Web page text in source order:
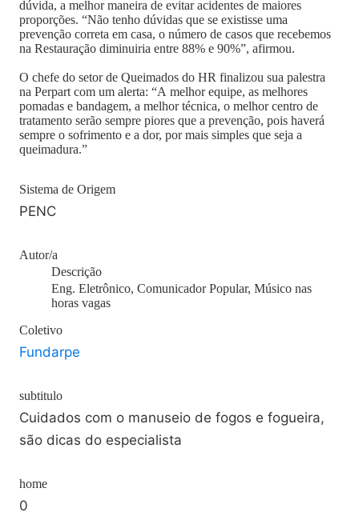
dúvida, a melhor maneira de evitar acidentes de maiores
proporções. “Não tenho dúvidas que se existisse uma
prevenção correta em casa, o número de casos que recebemos
na Restauração diminuiria entre 88% e 90%”, afirmou.
O chefe do setor de Queimados do HR finalizou sua palestra
na Perpart com um alerta: “A melhor equipe, as melhores
pomadas e bandagem, a melhor técnica, o melhor centro de
tratamento serão sempre piores que a prevenção, pois haverá
sempre o sofrimento e a dor, por mais simples que seja a
queimadura.”
Sistema de Origem
PENC
Autor/a
Descrição
Eng. Eletrônico, Comunicador Popular, Músico nas
horas vagas
Coletivo
Fundarpe
subtitulo
Cuidados com o manuseio de fogos e fogueira,
são dicas do especialista
home
0